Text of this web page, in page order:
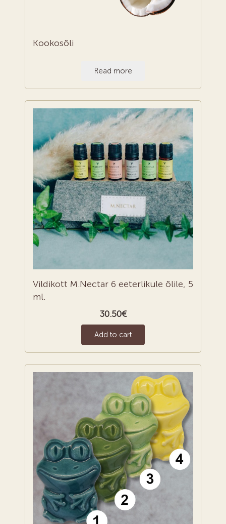
Kookosõli
Read more
Vildikott M.Nectar 6 eeterlikule õlile, 5
ml.
30.50€
Add to cart